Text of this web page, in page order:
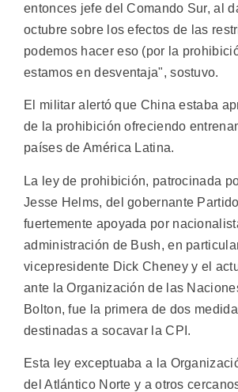
entonces jefe del Comando Sur, al
octubre sobre los efectos de las
podemos hacer eso (por la
estamos en desventaja", sostuvo.
El militar alertó que China estaba
de la prohibición ofreciendo
países de América Latina.
La ley de prohibición, patrocinada
Jesse Helms, del gobernante
fuertemente apoyada por
administración de Bush, en
vicepresidente Dick Cheney y el
ante la Organización de las
Bolton, fue la primera de dos
destinadas a socavar la CPI.
Esta ley exceptuaba a la
del Atlántico Norte y a otros